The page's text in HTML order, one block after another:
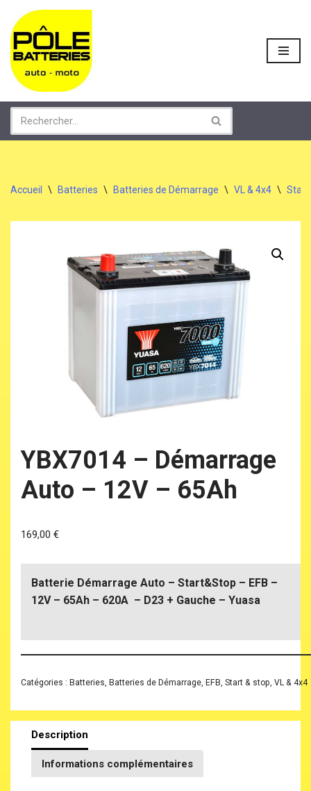
Aller
au
contenu
Accueil \ Batteries \ Batteries de Démarrage \ VL & 4x4 \ Start
YBX7014 – Démarrage
Auto – 12V – 65Ah
169,00 €
Batterie Démarrage Auto – Start&Stop – EFB –
12V – 65Ah – 620A – D23 + Gauche – Yuasa
Catégories : Batteries, Batteries de Démarrage, EFB, Start & stop, VL & 4x4
Description
Informations complémentaires